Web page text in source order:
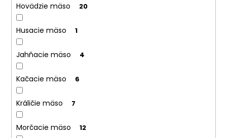
Hovädzie mäso 20
Husacie mäso 1
Jahňacie mäso 4
Kačacie mäso 6
Králičie mäso 7
Morčacie mäso 12